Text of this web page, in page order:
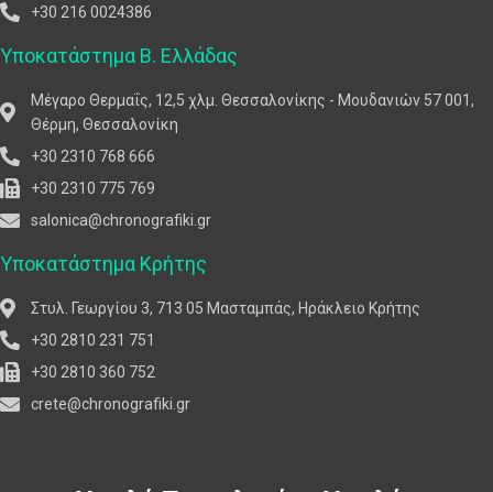
+30 216 0024386
Υποκατάστημα Β. Ελλάδας
Μέγαρο Θερμαΐς, 12,5 χλμ. Θεσσαλονίκης - Μουδανιών 57 001,
Θέρμη, Θεσσαλονίκη
+30 2310 768 666
+30 2310 775 769
salonica@chronografiki.gr
Υποκατάστημα Κρήτης
Στυλ. Γεωργίου 3, 713 05 Μασταμπάς, Ηράκλειο Κρήτης
+30 2810 231 751
+30 2810 360 752
crete@chronografiki.gr